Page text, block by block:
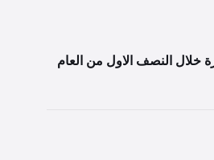
خلال النصف الاول من العام